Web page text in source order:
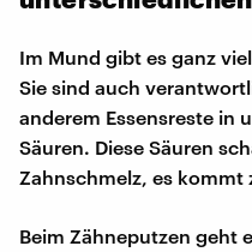
Im Mund gibt es ganz
Sie sind auch
anderem Essensreste in
Säuren. Diese Säuren
Zahnschmelz, es kommt
Beim Zähneputzen geht